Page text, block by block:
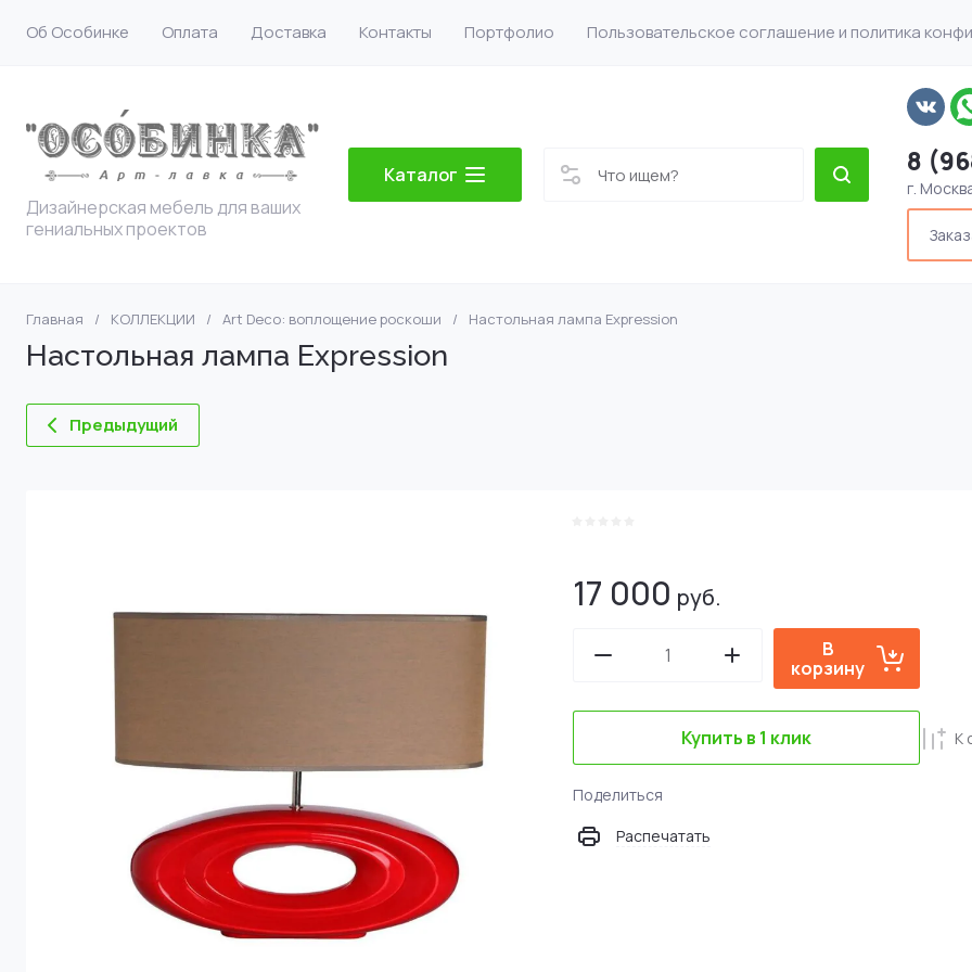
Об Особинке Оплата Доставка Контакты Портфолио Пользовательское соглашение и политика
Дизайнерская мебель для ваших
гениальных проектов
Каталог 8
г.
Главная / КОЛЛЕКЦИИ / Art Deco: воплощение роскоши / Настольная лампа Expression
Настольная лампа Expression
Предыдущий
17 000 руб.
В
корзину
Купить в 1 клик К
Поделиться
Распечатать